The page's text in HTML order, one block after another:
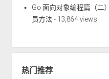
Go 面向对象编程篇（二
员方法- 13,864 views
热门推荐